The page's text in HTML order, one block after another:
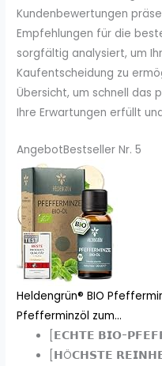
Kundenbewertungen
Empfehlungen für die
sorgfältig analysiert, um
Kaufentscheidung zu
Übersicht, um schnell das
Ihre Erwartungen erfüllt
AngebotBestseller Nr. 5
Heldengrün® BIO
Pfefferminzöl zum...
[𝗘𝗖𝗛𝗧𝗘 𝗕𝗜𝗢-
[𝗛Ö𝗖𝗛𝗦𝗧𝗘